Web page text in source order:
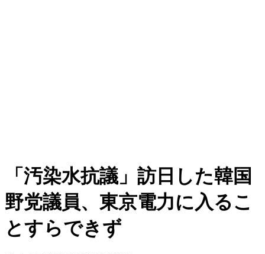
「汚染水抗議」訪日した韓国
野党議員、東京電力に入るこ
とすらできず